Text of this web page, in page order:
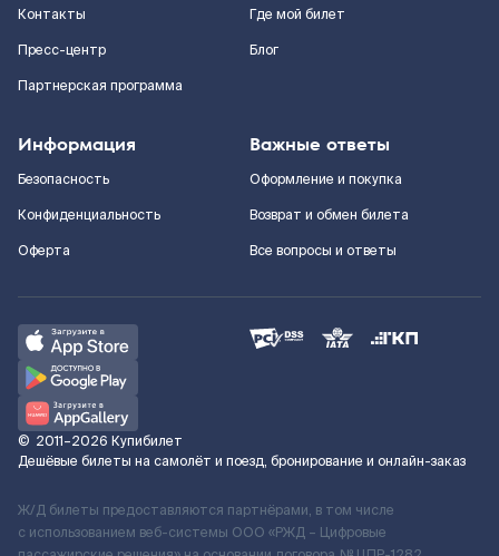
Контакты
Пресс-центр
Партнерская программа
Где мой билет
Блог
Информация
Безопасность
Конфиденциальность
Оферта
Важные ответы
Оформление и покупка
Возврат и обмен билета
Все вопросы и ответы
© 2011–2026 Купибилет
Дешёвые билеты на самолёт и поезд, бронирование и онлайн-заказ
Ж/Д билеты предоставляются партнёрами, в том числе
с использованием веб-системы ООО «РЖД – Цифровые